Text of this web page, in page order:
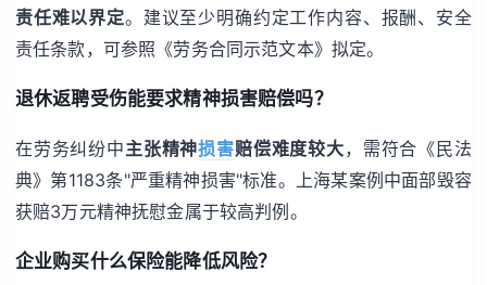
责任难以界定。建议至少明确约定工作内容、报酬、安全
责任条款，可参照《劳务合同示范文本》拟定。
退休返聘受伤能要求精神损害赔偿吗？
在劳务纠纷中主张精神损害赔偿难度较大，需符合《民法
典》第1183条"严重精神损害"标准。上海某案例中面部毁容
获赔3万元精神抚慰金属于较高判例。
企业购买什么保险能降低风险？